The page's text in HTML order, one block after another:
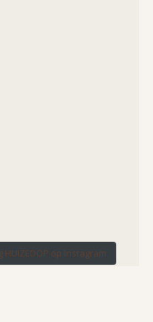
HUIZEDOP op Instagram